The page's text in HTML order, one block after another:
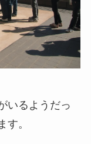
いるようだっ
す。